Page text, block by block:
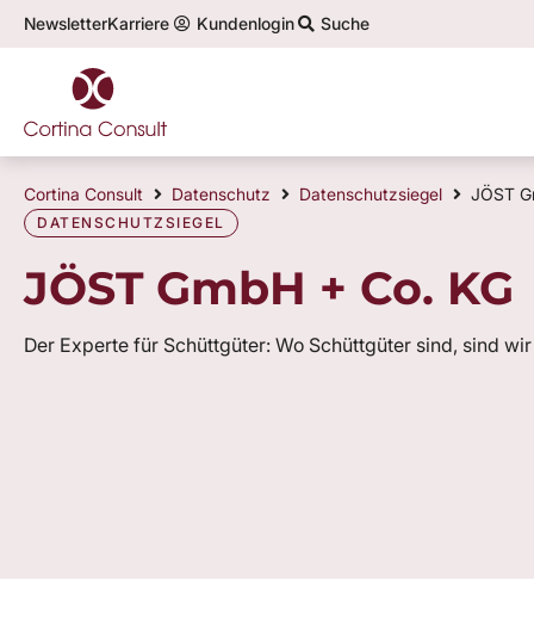
NewsletterKarriere Kundenlogin Suche
Cortina Consult Datenschutz Datenschutzsiegel JÖST
DATENSCHUTZSIEGEL
JÖST GmbH + Co. KG
Der Experte für Schüttgüter: Wo Schüttgüter sind, sind